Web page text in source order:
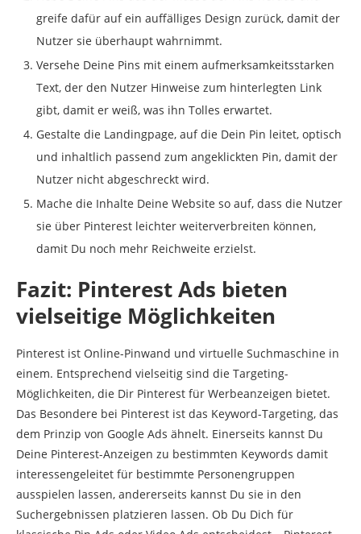
greife dafür auf ein auffälliges Design zurück, damit der
Nutzer sie überhaupt wahrnimmt.
Versehe Deine Pins mit einem aufmerksamkeitsstarken
Text, der den Nutzer Hinweise zum hinterlegten Link
gibt, damit er weiß, was ihn Tolles erwartet.
Gestalte die Landingpage, auf die Dein Pin leitet, optisch
und inhaltlich passend zum angeklickten Pin, damit der
Nutzer nicht abgeschreckt wird.
Mache die Inhalte Deine Website so auf, dass die Nutzer
sie über Pinterest leichter weiterverbreiten können,
damit Du noch mehr Reichweite erzielst.
Fazit: Pinterest Ads bieten
vielseitige Möglichkeiten
Pinterest ist Online-Pinwand und virtuelle Suchmaschine in
einem. Entsprechend vielseitig sind die Targeting-
Möglichkeiten, die Dir Pinterest für Werbeanzeigen bietet.
Das Besondere bei Pinterest ist das Keyword-Targeting, das
dem Prinzip von Google Ads ähnelt. Einerseits kannst Du
Deine Pinterest-Anzeigen zu bestimmten Keywords damit
interessengeleitet für bestimmte Personengruppen
ausspielen lassen, andererseits kannst Du sie in den
Suchergebnissen platzieren lassen. Ob Du Dich für